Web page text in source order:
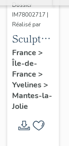
Dossier
IM78002717 |
Réalisé par
Sculpture
: la
Ronde
France >
Île-de-
France >
Yvelines>
Mantes-la-
Jolie